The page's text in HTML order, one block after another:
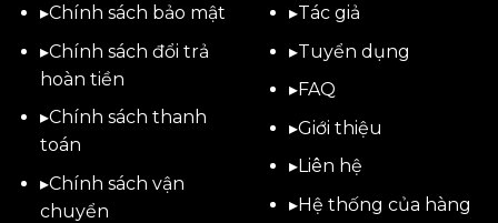
▸Chính sách bảo mật
▸Chính sách đổi trả
hoàn tiền
▸Chính sách thanh
toán
▸Chính sách vận
chuyển
▸Tác giả
▸Tuyển dụng
▸FAQ
▸Giới thiệu
▸Liên hệ
▸Hệ thống của hàng